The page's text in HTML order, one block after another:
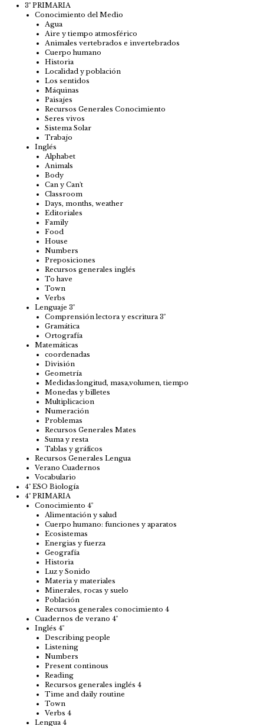
3º PRIMARIA
Conocimiento del Medio
Agua
Aire y tiempo atmosférico
Animales vertebrados e invertebrados
Cuerpo humano
Historia
Localidad y población
Los sentidos
Máquinas
Paisajes
Recursos Generales Conocimiento
Seres vivos
Sistema Solar
Trabajo
Inglés
Alphabet
Animals
Body
Can y Can't
Classroom
Days, months, weather
Editoriales
Family
Food
House
Numbers
Preposiciones
Recursos generales inglés
To have
Town
Verbs
Lenguaje 3º
Comprensión lectora y escritura 3º
Gramática
Ortografía
Matemáticas
coordenadas
División
Geometría
Medidas:longitud, masa,volumen, tiempo
Monedas y billetes
Multiplicacion
Numeración
Problemas
Recursos Generales Mates
Suma y resta
Tablas y gráficos
Recursos Generales Lengua
Verano Cuadernos
Vocabulario
4º ESO Biología
4º PRIMARIA
Conocimiento 4º
Alimentación y salud
Cuerpo humano: funciones y aparatos
Ecosistemas
Energias y fuerza
Geografía
Historia
Luz y Sonido
Materia y materiales
Minerales, rocas y suelo
Población
Recursos generales conocimiento 4
Cuadernos de verano 4º
Inglés 4º
Describing people
Listening
Numbers
Present continous
Reading
Recursos generales inglés 4
Time and daily routine
Town
Verbs 4
Lengua 4